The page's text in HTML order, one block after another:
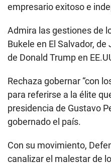
empresario exitoso e
Admira las gestiones de
Bukele en El Salvador,
de Donald Trump en
Rechaza gobernar “con
para referirse a la élite
presidencia de Gustavo
gobernado el país.
Con su movimiento,
canalizar el malestar de